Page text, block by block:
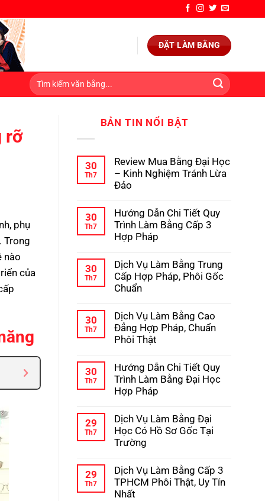
ĐẶT LÀM BẰNG
rỡ
phụ
Trong
nào
của
BẢN TIN NỔI BẬT
30
Th7
Review Mua Bằng Đại Học
– Kinh Nghiệm Tránh Lừa
Đảo
bình
luận
ở
Review
Đại
Học
–
Kinh
Lừa
Đảo
30
Th7
Hướng Dẫn Chi Tiết Quy
Trình Làm Bằng Cấp 3
Hợp Pháp
bình
luận
ở
Hướng
Tiết
Quy
Trình
Làm
3
Hợp
Pháp
30
Th7
Dịch Vụ Làm Bằng Trung
Cấp Hợp Pháp, Phôi Gốc
Chuẩn
bình
luận
ở
Dịch
Bằng
Trung
Cấp
Hợp
Gốc
Chuẩn
30
Th7
Dịch Vụ Làm Bằng Cao
Đẳng Hợp Pháp, Chuẩn
Phôi Thật
bình
luận
ở
Dịch
Bằng
Cao
Đẳng
Hợp
Phôi
Thật
30
Th7
Hướng Dẫn Chi Tiết Quy
Trình Làm Bằng Đại Học
Hợp Pháp
bình
luận
ở
Hướng
Tiết
Quy
Trình
Làm
29
Th7
Dịch Vụ Làm Bằng Đại
Học Có Hồ Sơ Gốc Tại
Trường
bình
luận
ở
Dịch
29
Th7
Dịch Vụ Làm Bằng Cấp 3
TPHCM Phôi Thật, Uy Tín
Nhất